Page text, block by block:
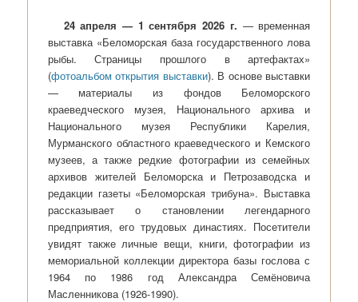
24 апреля — 1 сентября 2026 г. — временная
выставка «Беломорская база государственного лова
рыбы. Страницы прошлого в артефактах»
(фотоальбом открытия выставки). В основе выставки
— материалы из фондов Беломорского
краеведческого музея, Национального архива и
Национального музея Республики Карелия,
Мурманского областного краеведческого и Кемского
музеев, а также редкие фотографии из семейных
архивов жителей Беломорска и Петрозаводска и
редакции газеты «Беломорская трибуна». Выставка
рассказывает о становлении легендарного
предприятия, его трудовых династиях. Посетители
увидят также личные вещи, книги, фотографии из
мемориальной коллекции директора базы гослова с
1964 по 1986 год Александра Семёновича
Масленникова (1926-1990).